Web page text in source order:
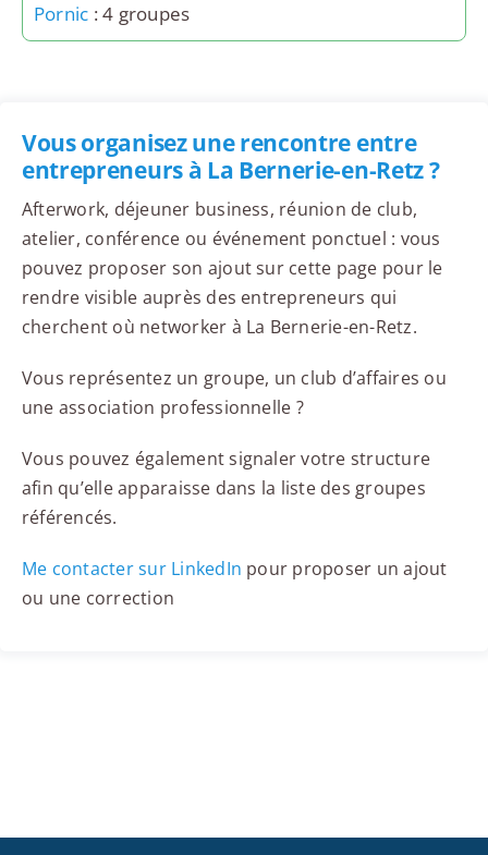
Pornic : 4 groupes
Vous organisez une rencontre entre
entrepreneurs à La Bernerie-en-Retz ?
Afterwork, déjeuner business, réunion de club,
atelier, conférence ou événement ponctuel : vous
pouvez proposer son ajout sur cette page pour le
rendre visible auprès des entrepreneurs qui
cherchent où networker à La Bernerie-en-Retz.
Vous représentez un groupe, un club d’affaires ou
une association professionnelle ?
Vous pouvez également signaler votre structure
afin qu’elle apparaisse dans la liste des groupes
référencés.
Me contacter sur LinkedIn pour proposer un ajout
ou une correction